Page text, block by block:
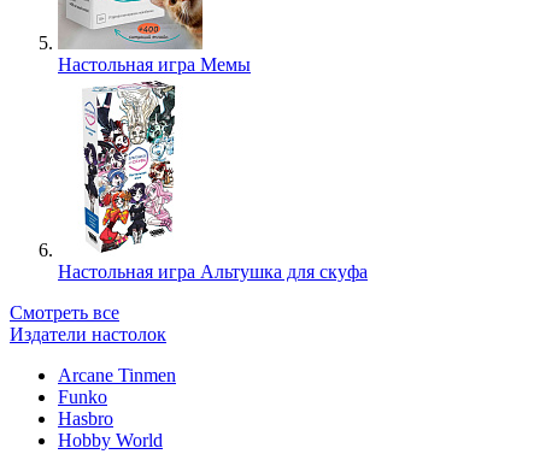
Настольная игра Мемы
Настольная игра Альтушка для скуфа
Смотреть все
Издатели настолок
Arcane Tinmen
Funko
Hasbro
Hobby World